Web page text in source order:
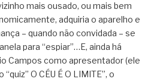
mais ousado, ou mais bem
adquiria o aparelho e
– quando não convidada – se
para “espiar”…E, ainda há
Campos como apresentador (ele
O CÉU É O LIMITE”, o